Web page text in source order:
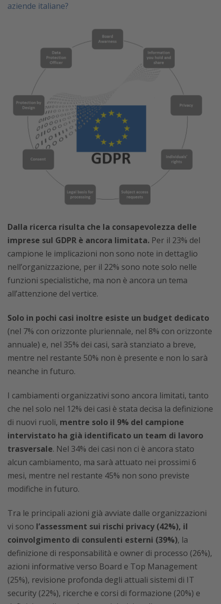
aziende italiane?
Dalla ricerca risulta che la consapevolezza delle
imprese sul GDPR è ancora limitata. Per il 23% del
campione le implicazioni non sono note in dettaglio
nell’organizzazione, per il 22% sono note solo nelle
funzioni specialistiche, ma non è ancora un tema
all’attenzione del vertice.
Solo in pochi casi inoltre esiste un budget dedicato
(nel 7% con orizzonte pluriennale, nel 8% con orizzonte
annuale) e, nel 35% dei casi, sarà stanziato a breve,
mentre nel restante 50% non è presente e non lo sarà
neanche in futuro.
I cambiamenti organizzativi sono ancora limitati, tanto
che nel solo nel 12% dei casi è stata decisa la definizione
di nuovi ruoli, mentre solo il 9% del campione
intervistato ha già identificato un team di lavoro
trasversale. Nel 34% dei casi non ci è ancora stato
alcun cambiamento, ma sarà attuato nei prossimi 6
mesi, mentre nel restante 45% non sono previste
modifiche in futuro.
Tra le principali azioni già avviate dalle organizzazioni
vi sono l’assessment sui rischi privacy (42%), il
coinvolgimento di consulenti esterni (39%), la
definizione di responsabilità e owner di processo (26%),
azioni informative verso Board e Top Management
(25%), revisione profonda degli attuali sistemi di IT
security (22%), ricerche e corsi di formazione (20%) e